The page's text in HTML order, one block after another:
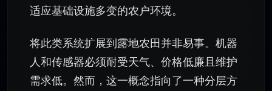
适应基础设施多变的农户环境。
将此类系统扩展到露地农田并非易事。机器
人和传感器必须耐受天气、价格低廉且维护
需求低。然而，这一概念指向了一种分层方